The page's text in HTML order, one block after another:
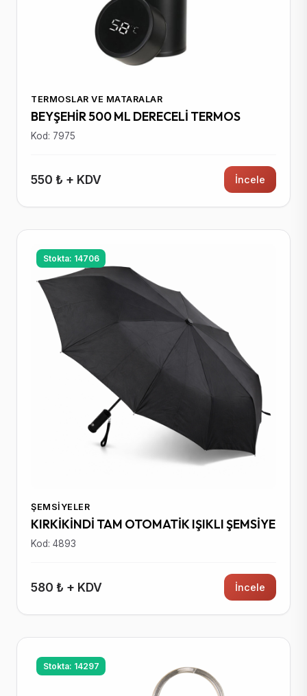
TERMOSLAR VE MATARALAR
BEYŞEHİR 500 ML DERECELİ TERMOS
Kod: 7975
550 ₺ + KDV İncele
Stokta: 14706
ŞEMSIYELER
KIRKİKİNDİ TAM OTOMATİK IŞIKLI ŞEMSİYE
Kod: 4893
580 ₺ + KDV İncele
Stokta: 14297